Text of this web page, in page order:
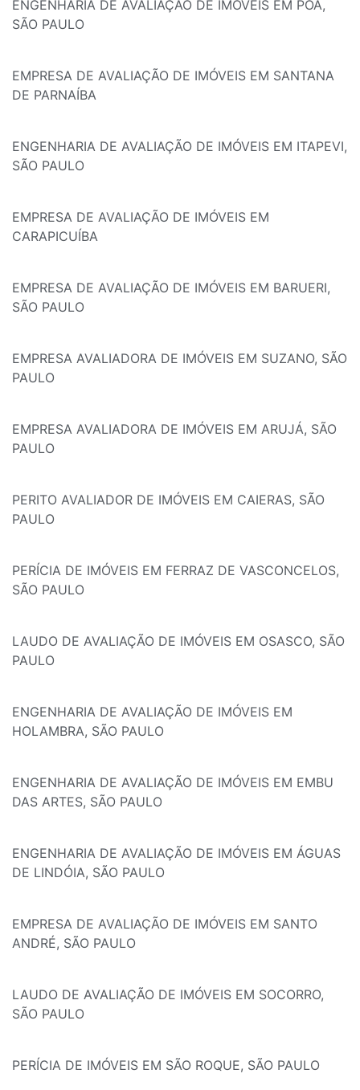
ENGENHARIA DE AVALIAÇÃO DE IMÓVEIS EM POÁ,
SÃO PAULO
EMPRESA DE AVALIAÇÃO DE IMÓVEIS EM SANTANA
DE PARNAÍBA
ENGENHARIA DE AVALIAÇÃO DE IMÓVEIS EM ITAPEVI,
SÃO PAULO
EMPRESA DE AVALIAÇÃO DE IMÓVEIS EM
CARAPICUÍBA
EMPRESA DE AVALIAÇÃO DE IMÓVEIS EM BARUERI,
SÃO PAULO
EMPRESA AVALIADORA DE IMÓVEIS EM SUZANO, SÃO
PAULO
EMPRESA AVALIADORA DE IMÓVEIS EM ARUJÁ, SÃO
PAULO
PERITO AVALIADOR DE IMÓVEIS EM CAIERAS, SÃO
PAULO
PERÍCIA DE IMÓVEIS EM FERRAZ DE VASCONCELOS,
SÃO PAULO
LAUDO DE AVALIAÇÃO DE IMÓVEIS EM OSASCO, SÃO
PAULO
ENGENHARIA DE AVALIAÇÃO DE IMÓVEIS EM
HOLAMBRA, SÃO PAULO
ENGENHARIA DE AVALIAÇÃO DE IMÓVEIS EM EMBU
DAS ARTES, SÃO PAULO
ENGENHARIA DE AVALIAÇÃO DE IMÓVEIS EM ÁGUAS
DE LINDÓIA, SÃO PAULO
EMPRESA DE AVALIAÇÃO DE IMÓVEIS EM SANTO
ANDRÉ, SÃO PAULO
LAUDO DE AVALIAÇÃO DE IMÓVEIS EM SOCORRO,
SÃO PAULO
PERÍCIA DE IMÓVEIS EM SÃO ROQUE, SÃO PAULO